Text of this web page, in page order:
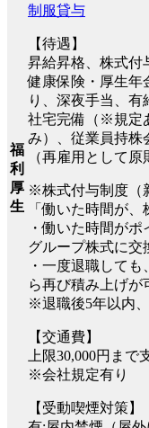
福
利
厚
生
制服貸与
【待遇】
昇給昇格、株式付
健康保険・厚生年
り、深夜手当、有
社宅完備（※規定
み）、従業員持株
（再雇用として原
※株式付与制度（
「働いた時間が、
・働いた時間が
グループ株式に交
・一度退職して
ら再び積み上げ
※退職後5年以内
【交通費】
上限30,000円まで
※会社規定有り
【受動喫煙対策】